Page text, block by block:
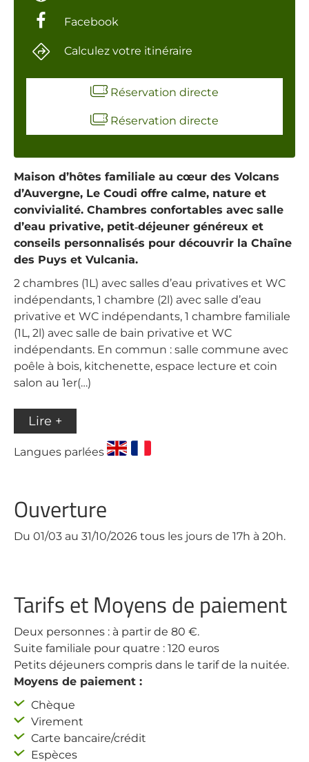
Maison d’hôtes familiale au cœur des Volcans
d’Auvergne, Le Coudi offre calme, nature et
convivialité. Chambres confortables avec salle
d’eau privative, petit‑déjeuner généreux et
conseils personnalisés pour découvrir la Chaîne
des Puys et Vulcania.
2 chambres (1L) avec salles d’eau privatives et WC
indépendants, 1 chambre (2l) avec salle d’eau
privative et WC indépendants, 1 chambre familiale
(1L, 2l) avec salle de bain privative et WC
indépendants. En commun : salle commune avec
poêle à bois, kitchenette, espace lecture et coin
salon au 1er(…)
Lire +
Langues parlées
Ouverture
Du 01/03 au 31/10/2026 tous les jours de 17h à 20h.
Tarifs et Moyens de paiement
Deux personnes : à partir de 80 €.
Suite familiale pour quatre : 120 euros
Petits déjeuners compris dans le tarif de la nuitée.
Moyens de paiement :
Chèque
Virement
Carte bancaire/crédit
Espèces
Facebook
Calculez votre itinéraire
Réservation directe
Réservation directe